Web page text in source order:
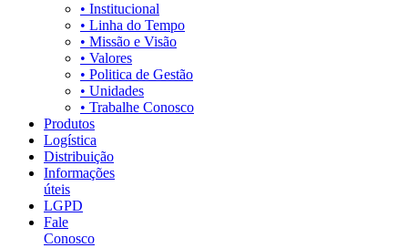
• Institucional
• Linha do Tempo
• Missão e Visão
• Valores
• Politica de Gestão
• Unidades
• Trabalhe Conosco
Produtos
Logística
Distribuição
Informações
úteis
LGPD
Fale
Conosco